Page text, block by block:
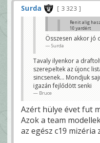
Surda 3 323
Renit alig
10 yardért
Pedig inkább őt
Bruce
Összesen akkor jó
Surda
Tavaly ilyenkor a
szerepeltek az újonc
sincsenek... Mondjuk
igazán fejlődött senki
Bruce
Azért hülye évet fut
Azok a team
az egész c19